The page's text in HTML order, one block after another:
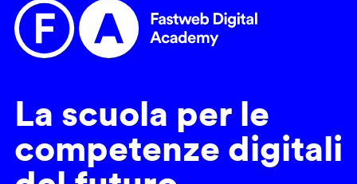
La scuola per le
competenze digitali